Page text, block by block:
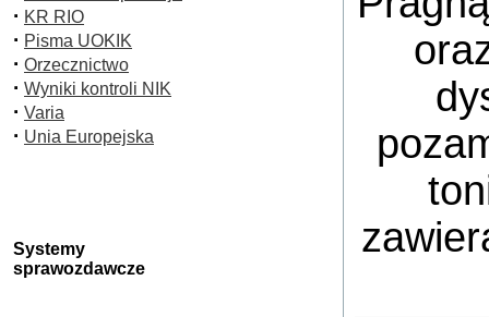
· KR RIO
· Pisma UOKIK
· Orzecznictwo
· Wyniki kontroli NIK
· Varia
· Unia Europejska
Systemy
sprawozdawcze